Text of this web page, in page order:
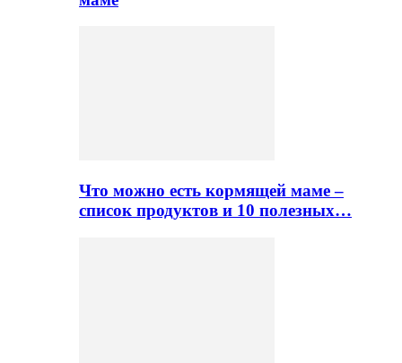
Что можно есть кормящей маме –
список продуктов и 10 полезных…